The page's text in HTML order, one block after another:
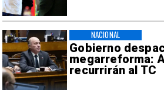
Gobierno
megarreforma:
recurrirán al TC
NACIONAL